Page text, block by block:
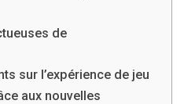
de
sur l’expérience de jeu
aux nouvelles